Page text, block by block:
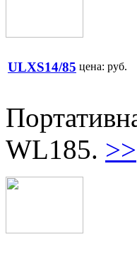
ULXS14/85 цена: руб.
WL185. >>